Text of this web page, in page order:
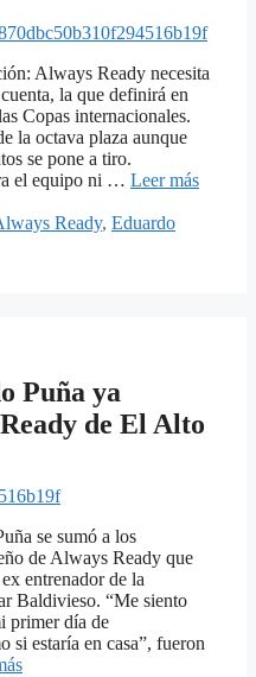
Always Ready necesita
la que definirá en
Copas internacionales.
la octava plaza aunque
se pone a tiro.
el equipo ni … Leer más
Ready, Eduardo
Puña ya
de El Alto
se sumó a los
de Always Ready que
entrenador de la
Baldivieso. “Me siento
primer día de
si estaría en casa”, fueron